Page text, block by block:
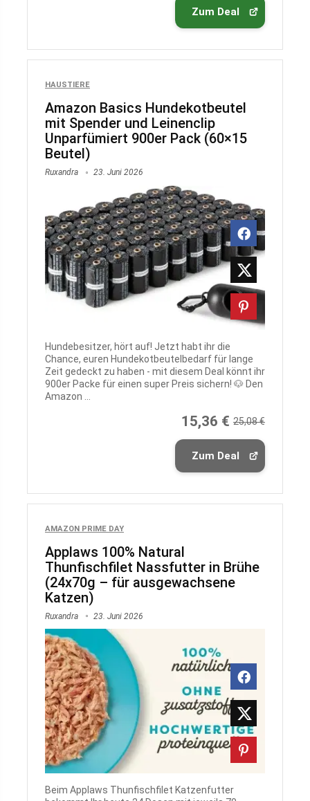
Zum Deal
HAUSTIERE
Amazon Basics Hundekotbeutel
mit Spender und Leinenclip
Unparfümiert 900er Pack (60×15
Beutel)
Ruxandra 23. Juni 2026
Hundebesitzer, hört auf! Jetzt habt ihr die
Chance, euren Hundekotbeutelbedarf für lange
Zeit gedeckt zu haben - mit diesem Deal könnt ihr
900er Packe für einen super Preis sichern! 🐶 Den
Amazon ...
15,36 € 25,08 €
Zum Deal
AMAZON PRIME DAY
Applaws 100% Natural
Thunfischfilet Nassfutter in Brühe
(24x70g – für ausgewachsene
Katzen)
Ruxandra 23. Juni 2026
Beim Applaws Thunfischfilet Katzenfutter